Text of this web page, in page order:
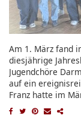
Am 1. März fand
diesjährige
Jugendchöre
auf ein
Franz hatte im